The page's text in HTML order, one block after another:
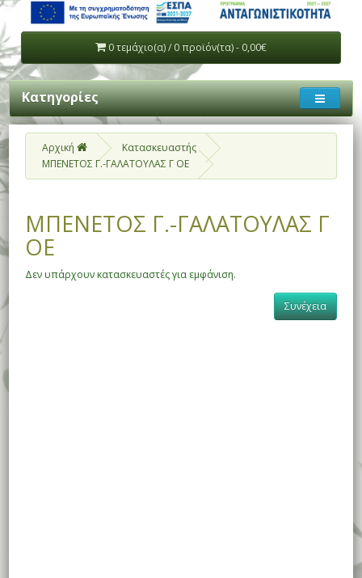
0 τεμάχιο(α) / 0 προϊόν(τα) - 0,00€
Κατηγορίες
Αρχική
Κατασκευαστής
ΜΠΕΝΕΤΟΣ Γ.-ΓΑΛΑΤΟΥΛΑΣ Γ ΟΕ
ΜΠΕΝΕΤΟΣ Γ.-ΓΑΛΑΤΟΥΛΑΣ Γ
ΟΕ
Δεν υπάρχουν κατασκευαστές για εμφάνιση.
Συνέχεια